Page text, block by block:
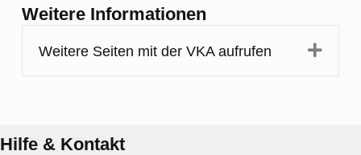
Weitere Informationen
Weitere Seiten mit der VKA aufrufen
Hilfe & Kontakt